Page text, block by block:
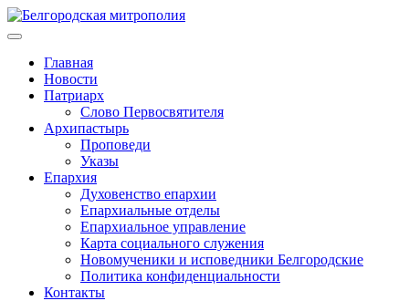
Главная
Новости
Патриарх
Слово Первосвятителя
Архипастырь
Проповеди
Указы
Епархия
Духовенство епархии
Епархиальные отделы
Епархиальное управление
Карта социального служения
Новомученики и исповедники Белгородские
Политика конфиденциальности
Контакты